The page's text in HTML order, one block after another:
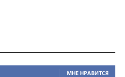
МНЕ НРАВИТСЯ